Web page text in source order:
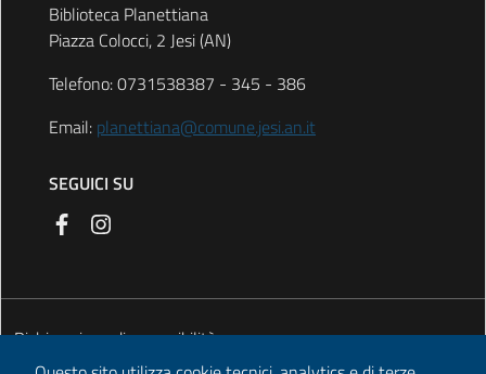
Biblioteca Planettiana
Piazza Colocci, 2 Jesi (AN)
Telefono: 0731538387 - 345 - 386
Email: planettiana@comune.jesi.an.it
SEGUICI SU
Dichiarazione di accessibilità